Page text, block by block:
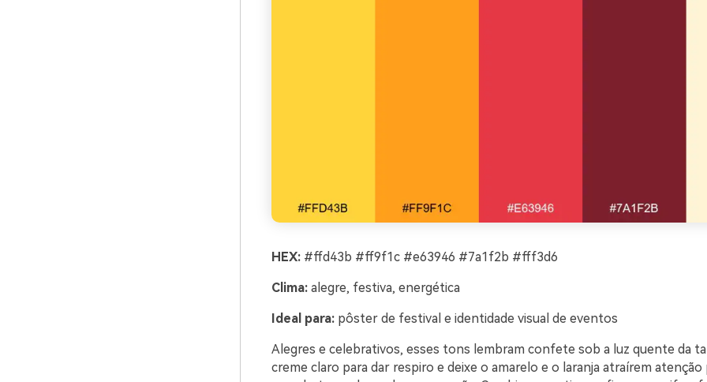
HEX:#ffd43b #ff9f1c #e63946 #7a1f2b #fff3d6
Clima:alegre, festiva, energética
Ideal para:pôster de festival e identidade visual de eventos
Alegres e celebrativos, esses tons lembram confete sob a luz quente da
creme claro para dar respiro e deixe o amarelo e o laranja atraírem atenção